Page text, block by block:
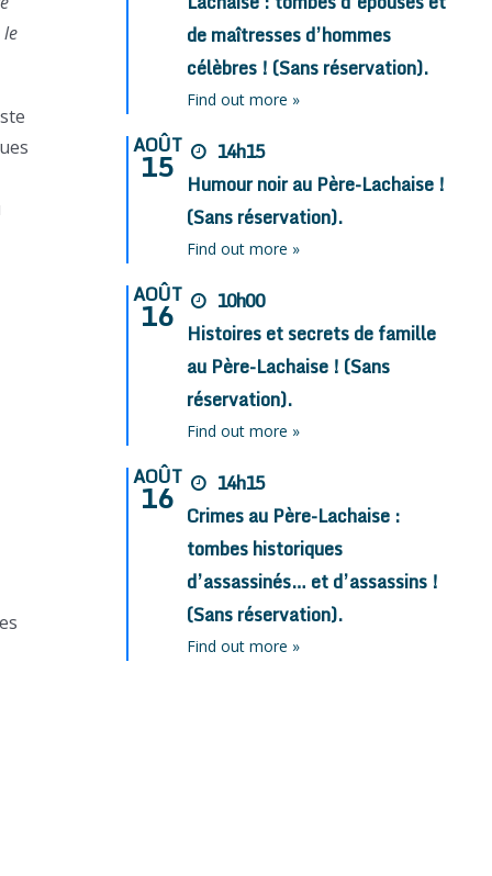
le
de maîtresses d’hommes
célèbres ! (Sans réservation).
Find out more »
AOÛT
15
14h15
Humour noir au Père-Lachaise !
(Sans réservation).
Find out more »
AOÛT
16
10h00
Histoires et secrets de famille
au Père-Lachaise ! (Sans
réservation).
Find out more »
AOÛT
16
14h15
Crimes au Père-Lachaise :
tombes historiques
d’assassinés… et d’assassins !
(Sans réservation).
Find out more »